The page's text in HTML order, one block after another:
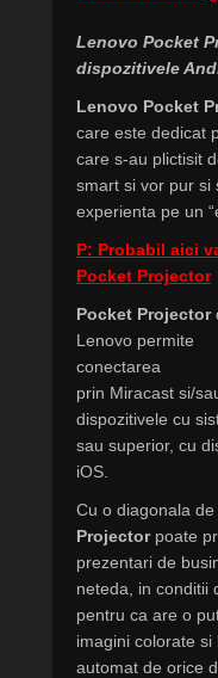
Lenovo Pocket
dispozitivele
Lenovo Pocket
care este dedicat
care s-au plictisit
smart si vor pur si
experienta pe un
P: Probabil aici
Pocket Projector
Pocket Projector
Lenovo permite
conectarea
prin Miracast si/
dispozitivele cu
sau superior, cu
iOS.
Cu o diagonala de
Projectorpoate
prezentari de
neteda, in conditii
pentru ca are o
imagini colorate
automat de orice